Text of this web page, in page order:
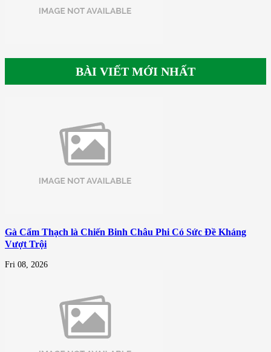
BÀI VIẾT MỚI NHẤT
Gà Cẩm Thạch là Chiến Binh Châu Phi Có Sức Đề Kháng
Vượt Trội
Fri 08, 2026